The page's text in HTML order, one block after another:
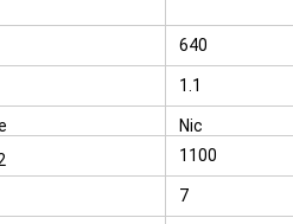
640
1.1
Nic
1100
7